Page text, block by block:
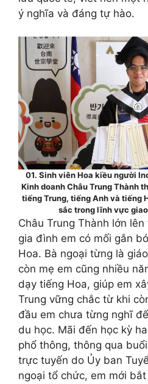
ý nghĩa và đáng tự hào.
01. Sinh viên Hoa kiều người
Kinh doanh Châu Trung Thành
tiếng Trung, tiếng Anh và tiếng
sắc trong lĩnh vực
Châu Trung Thành lớn
gia đình em có mối gắn
Hoa. Bà ngoại từng là
còn mẹ em cũng nhiều
dạy tiếng Hoa, giúp em
Trung vững chắc từ khi
đầu em chưa từng nghĩ
du học. Mãi đến học kỳ
phổ thông, thông qua
trực tuyến do Ủy ban
ngoại tổ chức, em mới